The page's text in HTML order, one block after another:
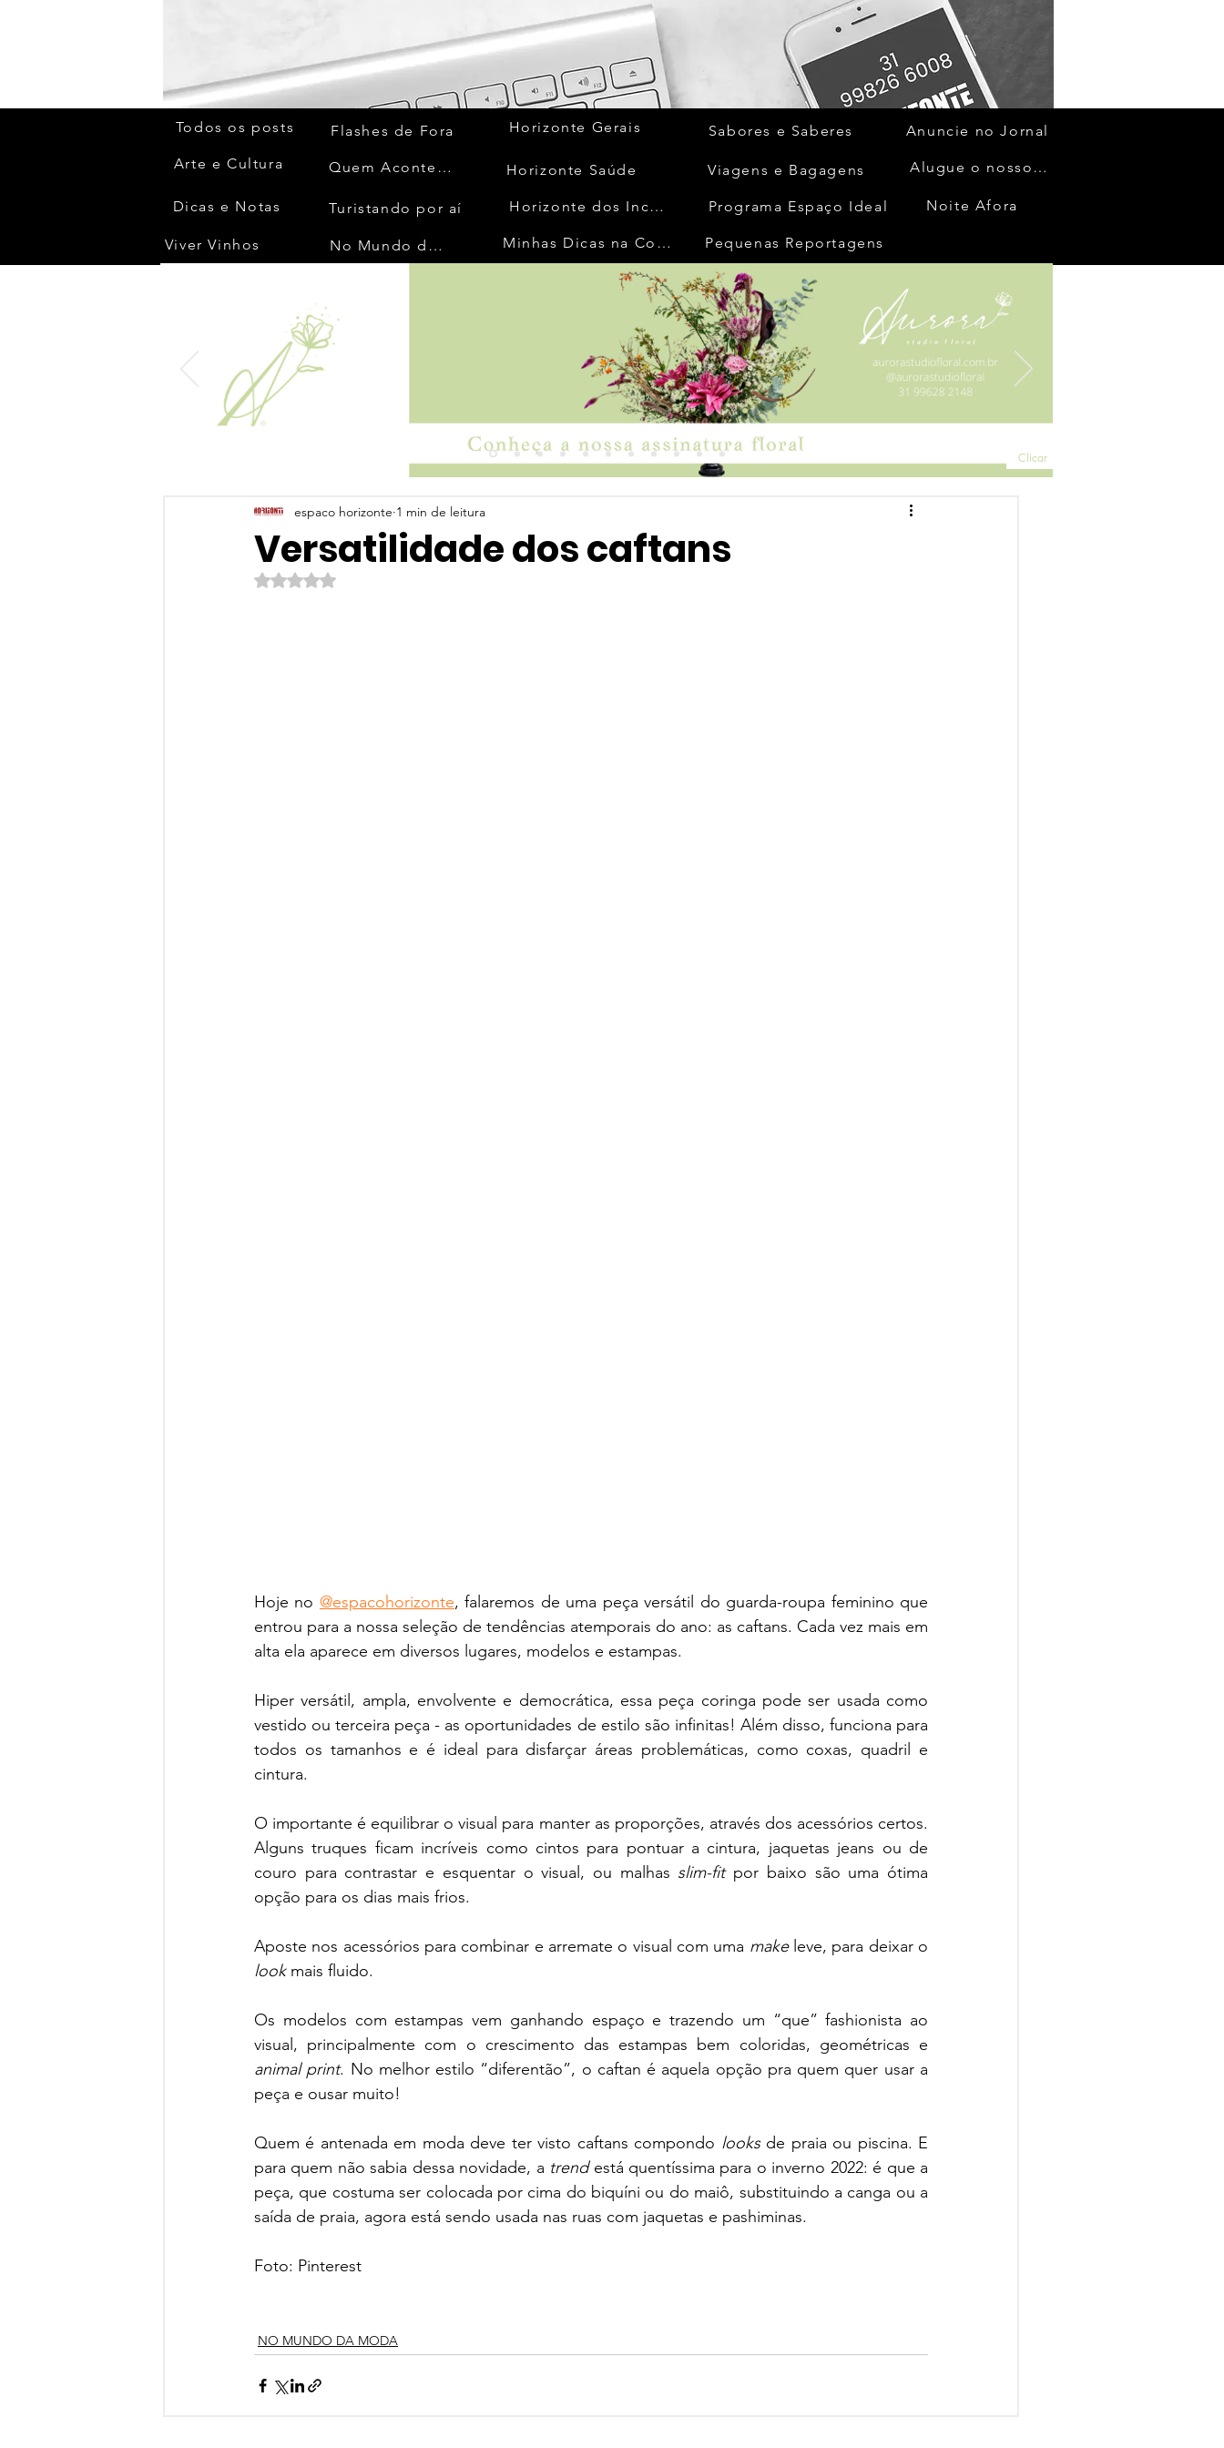
Todos os posts
Arte e Cultura
Dicas e Notas
Viver Vinhos
Flashes de Fora
Quem Acontece
Turistando por aí
No Mundo da Moda
Horizonte Gerais
Horizonte Saúde
Horizonte dos Inconfidentes
Minhas Dicas na Cozinha
Sabores e Saberes
Viagens e Bagagens
Programa Espaço Ideal
Anuncie no Jornal
Alugue o nosso espaço
Noite Afora
Pequenas Reportagens
Clicar
Versatilidade dos caftans
espaco horizonte 1 min de leitura
Avaliado com NaN de 5 estrelas.
Hoje no @espacohorizonte, falaremos de uma peça versátil do guarda-roupa feminino que
entrou para a nossa seleção de tendências atemporais do ano: as caftans. Cada vez mais em
alta ela aparece em diversos lugares, modelos e estampas.
Hiper versátil, ampla, envolvente e democrática, essa peça coringa pode ser usada como
vestido ou terceira peça - as oportunidades de estilo são infinitas! Além disso, funciona para
todos os tamanhos e é ideal para disfarçar áreas problemáticas, como coxas, quadril e
cintura.
O importante é equilibrar o visual para manter as proporções, através dos acessórios certos.
Alguns truques ficam incríveis como cintos para pontuar a cintura, jaquetas jeans ou de
couro para contrastar e esquentar o visual, ou malhas slim-fit por baixo são uma ótima
opção para os dias mais frios.
Aposte nos acessórios para combinar e arremate o visual com uma make
look mais fluido.
Os modelos com estampas vem ganhando espaço e trazendo um “que” fashionista ao
animal print. No melhor estilo “diferentão”, o caftan é aquela opção pra quem quer usar a
peça e ousar muito!
Quem é antenada em moda deve ter visto caftans compondo looks de praia ou piscina. E
para quem não sabia dessa novidade, a trend está quentíssima para o inverno 2022: é que a
peça, que costuma ser colocada por cima do biquíni ou do maiô, substituindo a canga ou a
saída de praia, agora está sendo usada nas ruas com jaquetas e pashiminas.
Foto: Pinterest
NO MUNDO DA MODA